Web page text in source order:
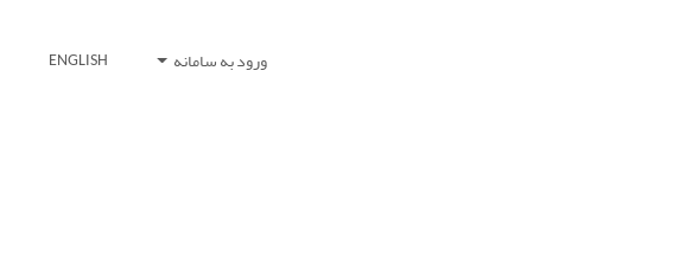
ورود به سامانه ENGLISH